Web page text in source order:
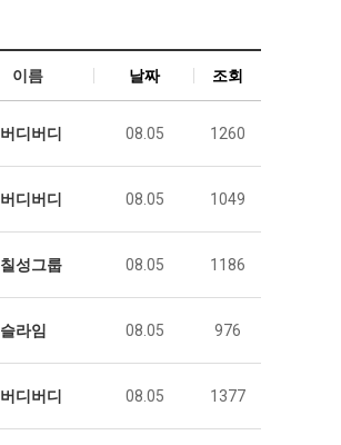
이름 날짜 조회
버디버디 08.05 1260
버디버디 08.05 1049
칠성그룹 08.05 1186
슬라임 08.05 976
버디버디 08.05 1377